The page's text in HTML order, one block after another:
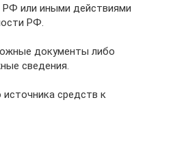
РФ или иными действиями
РФ.
документы либо
сведения.
средств к